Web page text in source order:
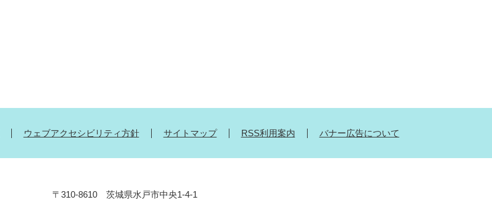
ウェブアクセシビリティ方針 サイトマップ RSS利用案内 バナー広告について
〒310-8610 茨城県水戸市中央1-4-1